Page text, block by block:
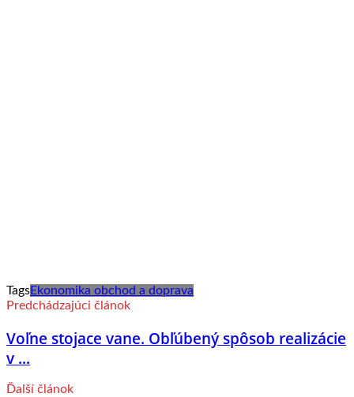
TagsEkonomika obchod a doprava
Predchádzajúci článok
Voľne stojace vane. Obľúbený spôsob realizácie
v ...
Ďalší článok